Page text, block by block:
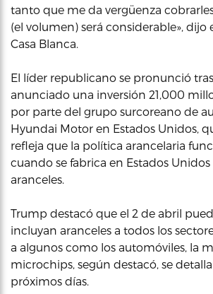
tanto que me da vergüenza
(el volumen) será considerable», dijo
Casa Blanca.
El líder republicano se pronunció
anunciado una inversión 21,000
por parte del grupo surcoreano de
Hyundai Motor en Estados Unidos,
refleja que la política arancelaria
cuando se fabrica en Estados
aranceles.
Trump destacó que el 2 de abril
incluyan aranceles a todos los
a algunos como los automóviles, la
microchips, según destacó, se
próximos días.